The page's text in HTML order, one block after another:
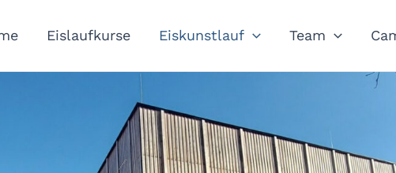
Eislaufkurse Eiskunstlauf Team